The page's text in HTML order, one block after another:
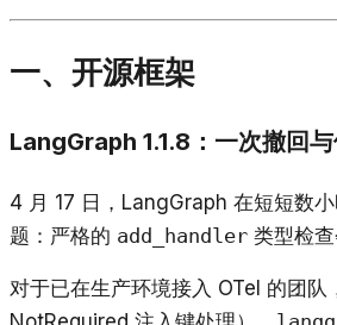
一、开源框架
LangGraph 1.1.8：一次撤回
4 月 17 日，LangGraph 在短短数
题：严格的 add_handler 类型检
对于已在生产环境接入 OTel 的团